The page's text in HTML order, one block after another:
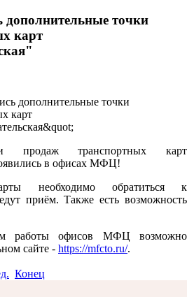
точки
карт
продаж транспортных карт
в офисах МФЦ!
необходимо обратиться к
приём. Также есть возможность
работы офисов МФЦ возможно
сайте - https://mfcto.ru/.
Конец